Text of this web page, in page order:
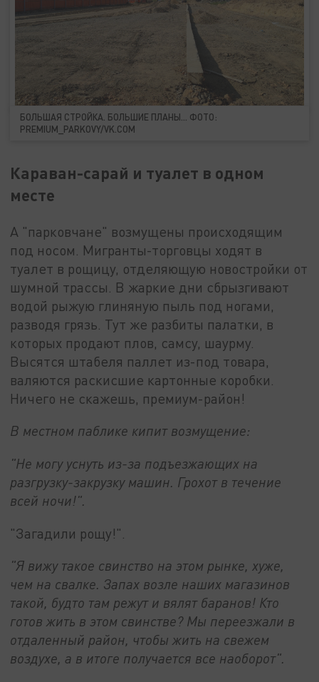
БОЛЬШАЯ СТРОЙКА. БОЛЬШИЕ ПЛАНЫ... ФОТО:
PREMIUM_PARKOVY/VK.COM
Караван-сарай и туалет в одном
месте
А "парковчане" возмущены происходящим
под носом. Мигранты-торговцы ходят в
туалет в рощицу, отделяющую новостройки от
шумной трассы. В жаркие дни сбрызгивают
водой рыжую глиняную пыль под ногами,
разводя грязь. Тут же разбиты палатки, в
которых продают плов, самсу, шаурму.
Высятся штабеля паллет из-под товара,
валяются раскисшие картонные коробки.
Ничего не скажешь, премиум-район!
В местном паблике кипит возмущение:
"Не могу уснуть из-за подъезжающих на
разгрузку-закрузку машин. Грохот в течение
всей ночи!".
"Загадили рощу!".
"Я вижу такое свинство на этом рынке, хуже,
чем на свалке. Запах возле наших магазинов
такой, будто там режут и вялят баранов! Кто
готов жить в этом свинстве? Мы переезжали в
отдаленный район, чтобы жить на свежем
воздухе, а в итоге получается все наоборот".